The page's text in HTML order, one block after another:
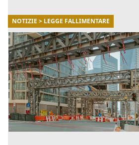
NOTIZIE > LEGGE FALLIMENTARE
18/07/2022
Cessione crediti bloccati,
fallimento
A oggi sono migliaia le aziende la
bloccata, per oltre cinque miliardi
dalle banche. Se inizialmente le